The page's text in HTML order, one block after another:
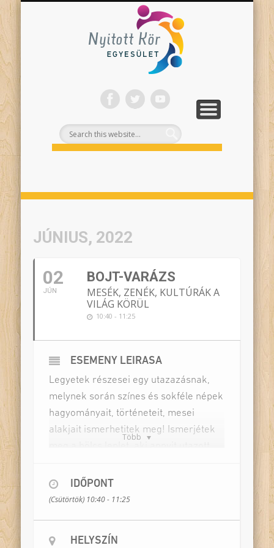
SZÍNHÁZI NEVELÉS
ONLINE PROGRAMJAINK
FELNŐTTEKNEK
PROJEKTEK
RÓLUNK
TÁMOGASS!
JÚNIUS, 2022
02
JÚN
BOJT-VARÁZS
MESÉK, ZENÉK, KULTÚRÁK A
VILÁG KÖRÜL
10:40 - 11:25
Több
ESEMÉNY LEÍRÁSA
Legyetek részesei egy utazazásnak,
melynek során színes és sokféle népek
hagyományait, történeteit, mesei
alakjait ismerhetitek meg! Ismerjétek
története…ha füleltek meghallhatjátok
a meséit Ti is! Gyönyörű dalok
egy különleges varázssapka, meglátjuk
IDŐPONT
(Csütörtök) 10:40 - 11:25
HELYSZÍN